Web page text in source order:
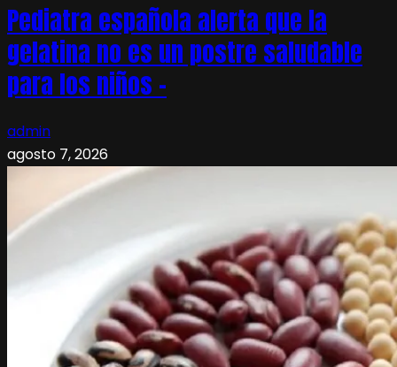
Pediatra española alerta que la
gelatina no es un postre saludable
para los niños –
admin
agosto 7, 2026